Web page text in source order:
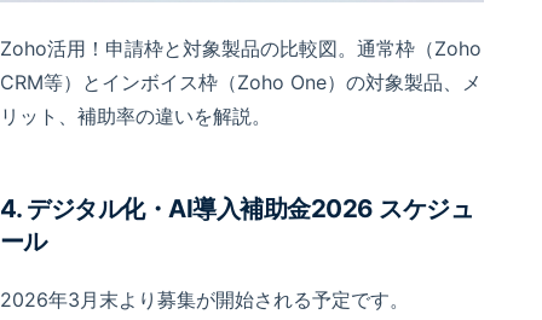
Zoho活用！申請枠と対象製品の比較図。通常枠（Zoho
CRM等）とインボイス枠（Zoho One）の対象製品、メ
リット、補助率の違いを解説。
4. デジタル化・AI導入補助金2026 スケジュ
ール
2026年3月末より募集が開始される予定です。